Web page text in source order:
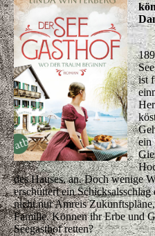
ist
ein
des Hauses, an. Doch wenige
erschüttert ein
nicht nur Amreis
Familie. Können ihr Erbe und
Seegasthof retten?